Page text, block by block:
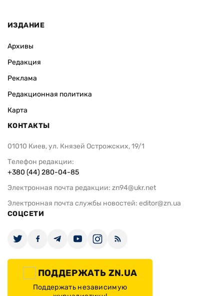
ИЗДАНИЕ
Архивы
Редакция
Реклама
Редакционная политика
Карта
КОНТАКТЫ
01010 Киев, ул. Князей Острожских, 19/1
Телефон редакции:
+380 (44) 280-04-85
Электронная почта редакции: zn94@ukr.net
Электронная почта службы новостей: editor@zn.ua
СОЦСЕТИ
ПОДДЕРЖАТЬ ZN.UA
Поддержать независимую